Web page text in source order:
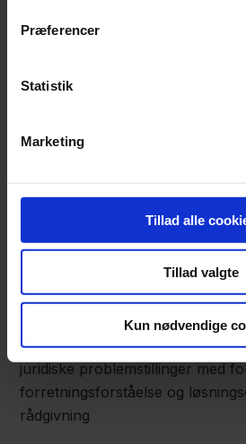
Præferencer
Statistik
Marketing
Tillad alle
Tillad valgte
Kun nødvendige
Netværk og sparring med
PROGRAM
program i
Kontakt
Focus Advokater
Har du spørgsmål, så kontakt
virksomheder og
juridiske problemstillinger med
forretningsforståelse og
rådgivning